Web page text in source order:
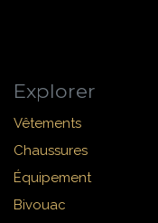
Explorer
Vêtements
Chaussures
Équipement
Bivouac